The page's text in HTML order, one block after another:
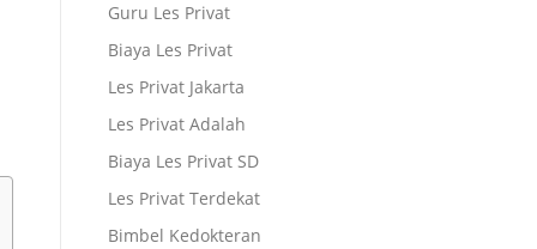
Guru Les Privat
Biaya Les Privat
Les Privat Jakarta
Les Privat Adalah
Biaya Les Privat SD
Les Privat Terdekat
Bimbel Kedokteran